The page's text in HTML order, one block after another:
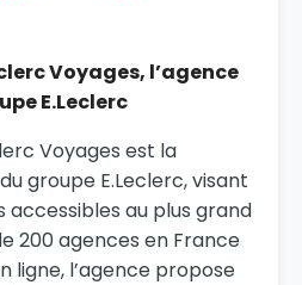
Voyages, l’agence
E.Leclerc
Voyages est la
groupe E.Leclerc, visant
accessibles au plus grand
200 agences en France
ligne, l’agence propose